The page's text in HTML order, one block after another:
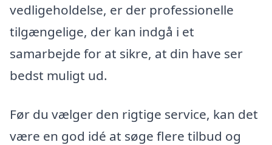
vedligeholdelse, er der professionelle
tilgængelige, der kan indgå i et
samarbejde for at sikre, at din have ser
bedst muligt ud.
Før du vælger den rigtige service, kan det
være en god idé at søge flere tilbud og